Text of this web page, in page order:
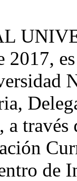
2017,
de